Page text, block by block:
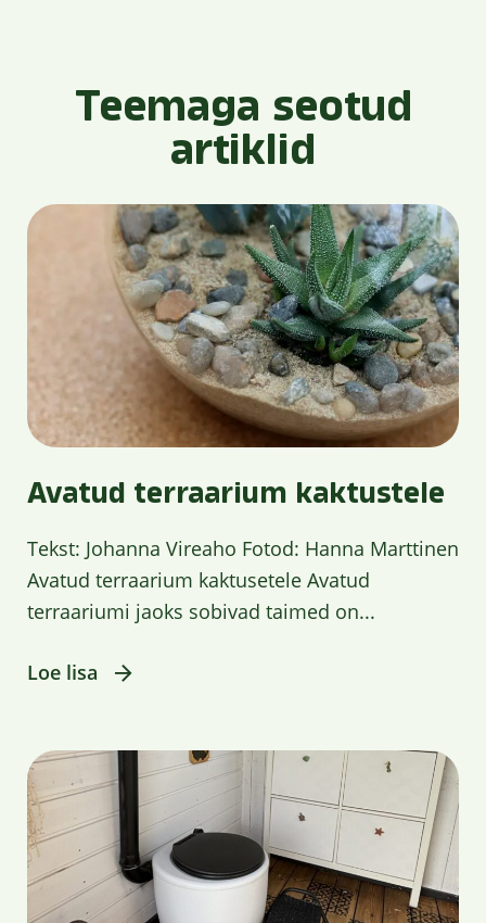
Teemaga seotud
artiklid
Avatud terraarium kaktustele
Tekst: Johanna Vireaho Fotod: Hanna Marttinen
Avatud terraarium kaktusetele Avatud
terraariumi jaoks sobivad taimed on...
Loe lisa